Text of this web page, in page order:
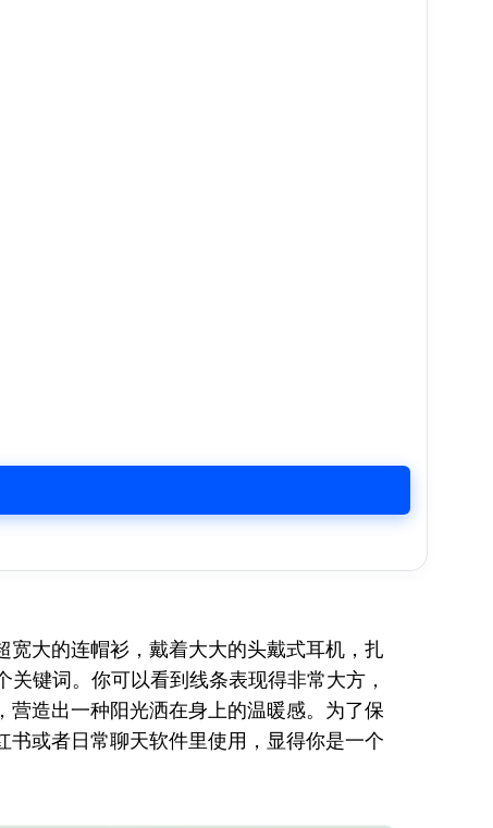
大的连帽衫，戴着大大的头戴式耳机，扎
键词。你可以看到线条表现得非常大方，
造出一种阳光洒在身上的温暖感。为了保
或者日常聊天软件里使用，显得你是一个